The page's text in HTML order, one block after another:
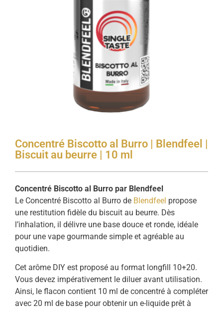
Concentré Biscotto al Burro | Blendfeel |
Biscuit au beurre | 10 ml
Concentré Biscotto al Burro par Blendfeel
Le Concentré Biscotto al Burro de Blendfeel propose
une restitution fidèle du biscuit au beurre. Dès
l’inhalation, il délivre une base douce et ronde, idéale
pour une vape gourmande simple et agréable au
quotidien.
Cet arôme DIY est proposé au format longfill 10+20.
Vous devez impérativement le diluer avant utilisation.
Ainsi, le flacon contient 10 ml de concentré à compléter
avec 20 ml de base pour obtenir un e-liquide prêt à